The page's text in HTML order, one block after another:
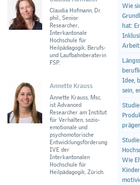
Claudia Hofmann, Dr.
phil., Senior
Researcher,
Interkantonale
Hochschule für
Heilpädagogik, Berufs-
und Laufbahnberaterin
FSP.
Annette Krauss
Annette Krauss, Msc.
ist Advanced
Researcher am Institut
für Verhalten, sozio-
emotionale und
psychomotorische
Entwicklungsförderung
IVE der
Interkantonalen
Hochschule für
Heilpädagogik, Zürich.
Wie
hat:
Idee,
sein,
Wie